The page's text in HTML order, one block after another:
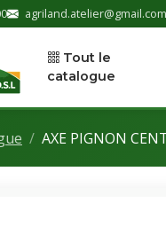
agriland.atelier@gmail.com
Tout le
catalogue
AXE PIGNON